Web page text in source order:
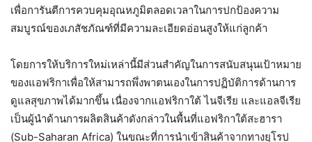
เพื่อการันตีการควบคุมอุณหภูมิตลอดเวลาในการปกป้องความ
สมบูรณ์ของเภสัชภัณฑ์ที่มีความละเอียดอ่อนสูงให้แก่ลูกค้า
โดยการให้บริการใหม่เหล่านี้มีส่วนสำคัญในการสนับสนุนเป้าหมาย
ของแอฟริกาเพื่อให้สามารถพึ่งพาตนเองในการปฏิบัติการด้านการ
ดูแลสุขภาพได้มากขึ้น เนื่องจากแอฟริกาใต้ ไนจีเรีย และแอลจีเรีย
เป็นผู้นำด้านการผลิตสินค้าดังกล่าวในพื้นที่แอฟริกาใต้สะฮารา
(Sub-Saharan Africa) ในขณะที่การนำเข้าสินค้าจากทางยุโรป